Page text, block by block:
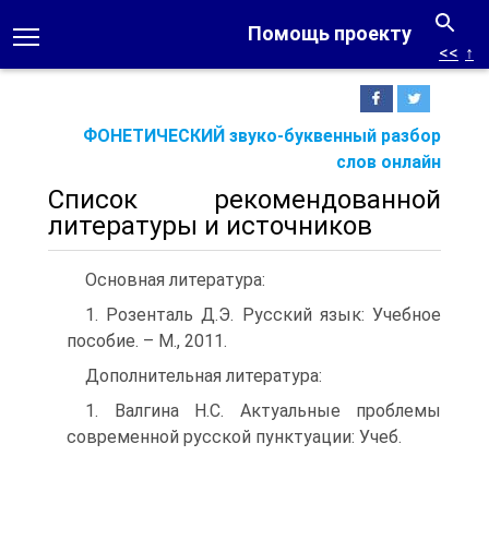
Помощь проекту
ФОНЕТИЧЕСКИЙ звуко-буквенный разбор
слов онлайн
<< ↑
Список рекомендованной
литературы и источников
Основная литература:
1. Розенталь Д.Э. Русский язык: Учебное
пособие. – М., 2011.
Дополнительная литература:
1. Валгина Н.С. Актуальные проблемы
современной русской пунктуации: Учеб.